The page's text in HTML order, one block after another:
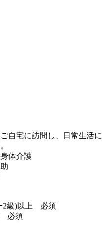
自宅に訪問し、日常生活に
体介護
2級)以上 必須
) 必須